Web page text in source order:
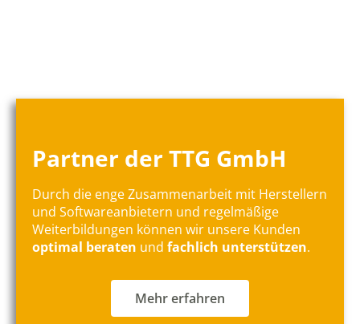
Partner der TTG GmbH
Durch die enge Zusammenarbeit mit Herstellern
und Softwareanbietern und regelmäßige
Weiterbildungen können wir unsere Kunden
optimal beraten und fachlich unterstützen.
Mehr erfahren